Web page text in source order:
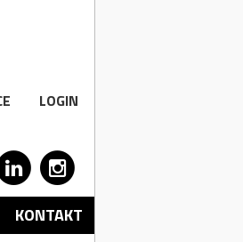
LOGIN
KONTAKT